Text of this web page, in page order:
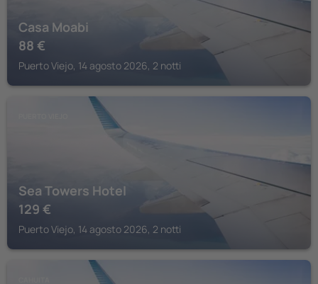
Casa Moabi
88 €
Puerto Viejo, 14 agosto 2026, 2 notti
Sea Towers Hotel
129 €
Puerto Viejo, 14 agosto 2026, 2 notti